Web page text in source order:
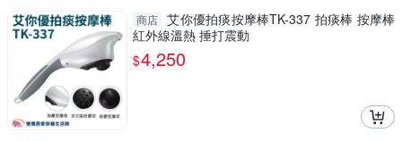
商店 艾你優拍痰按摩棒TK-337 拍痰棒 按摩棒
紅外線溫熱 捶打震動
$4,250